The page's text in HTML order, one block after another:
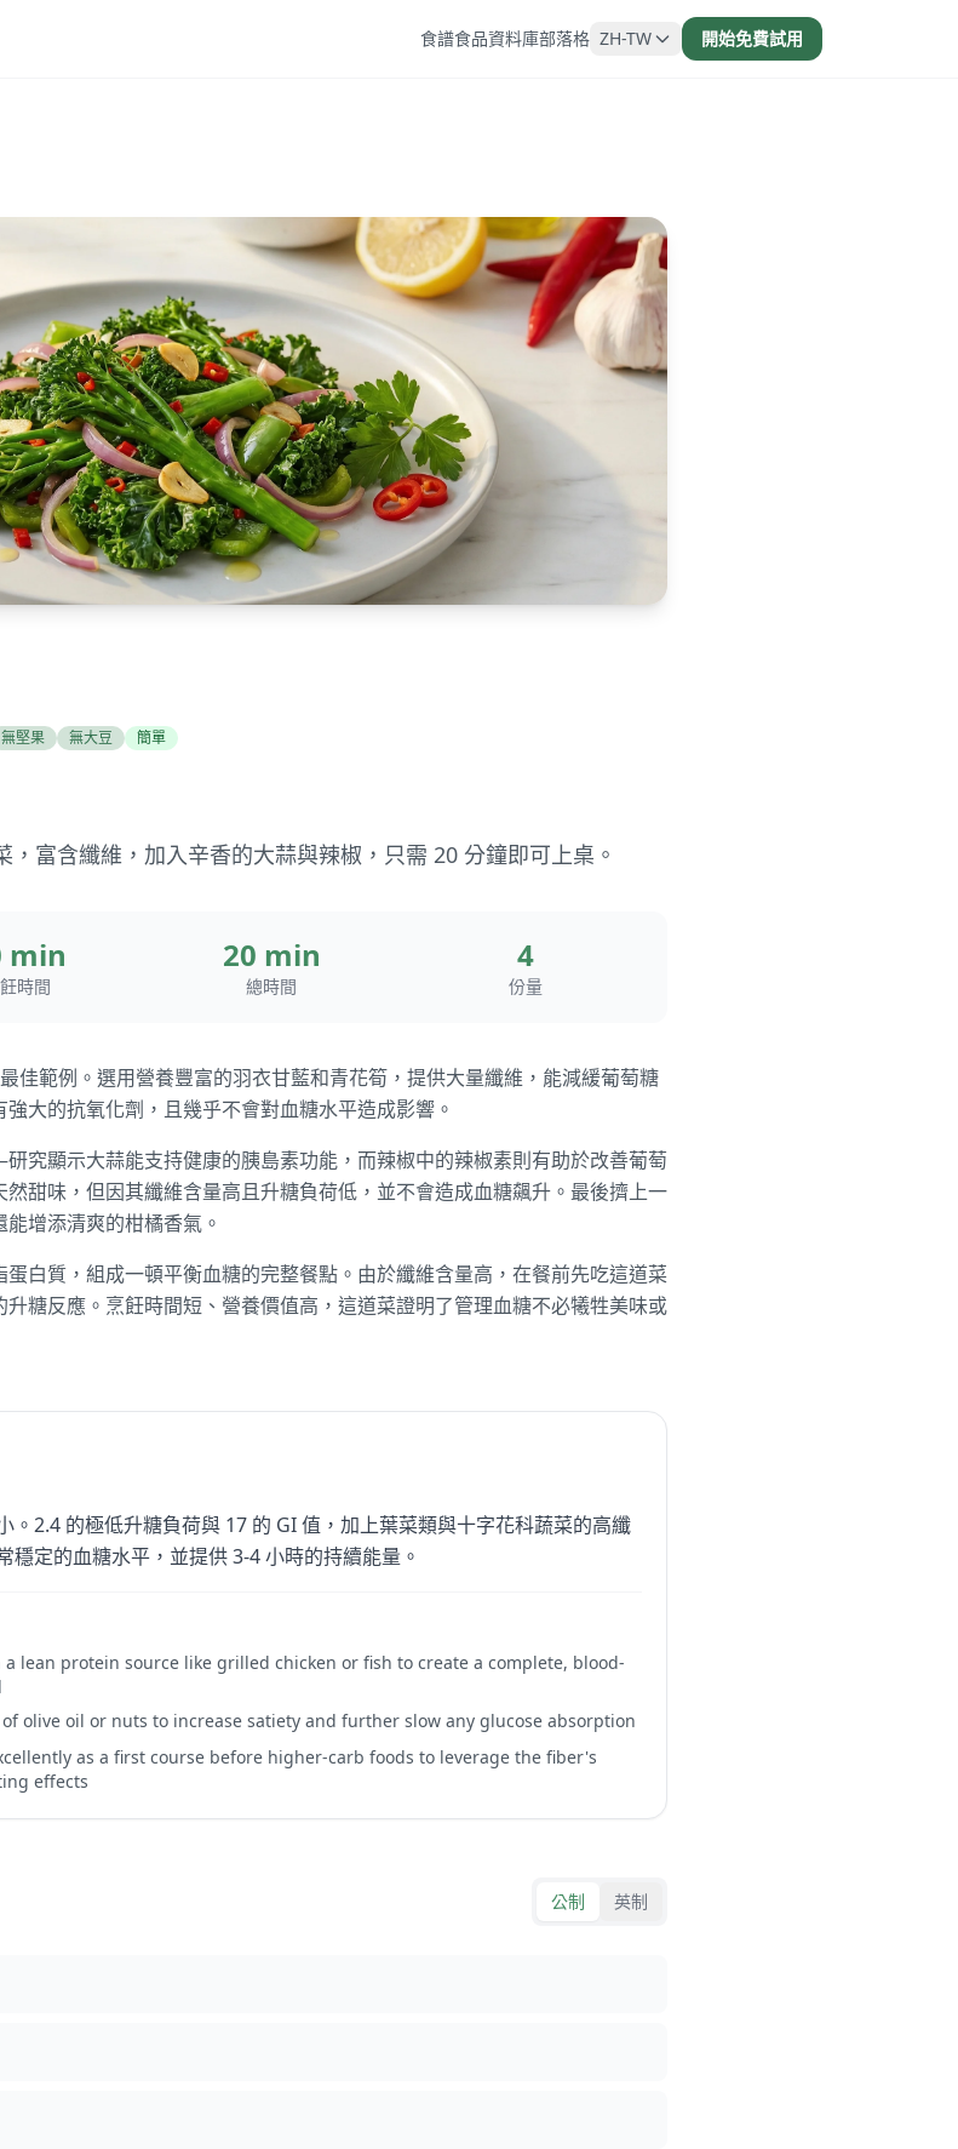
食譜食品資料庫部落格 ZH-TW 開始免費試用
無堅果 無大豆 簡單
富含纖維，加入辛香的大蒜與辣椒，只需 20 分鐘即可上桌。
min
時間
20 min
總時間
4
份量
佳範例。選用營養豐富的羽衣甘藍和青花筍，提供大量纖維，能減緩葡萄糖
大的抗氧化劑，且幾乎不會對血糖水平造成影響。
究顯示大蒜能支持健康的胰島素功能，而辣椒中的辣椒素則有助於改善葡萄
甜味，但因其纖維含量高且升糖負荷低，並不會造成血糖飆升。最後擠上一
增添清爽的柑橘香氣。
白質，組成一頓平衡血糖的完整餐點。由於纖維含量高，在餐前先吃這道菜
糖反應。烹飪時間短、營養價值高，這道菜證明了管理血糖不必犧牲美味或
。2.4 的極低升糖負荷與 17 的 GI 值，加上葉菜類與十字花科蔬菜的高纖
穩定的血糖水平，並提供 3-4 小時的持續能量。
lean protein source like grilled chicken or fish to create a complete, blood-
olive oil or nuts to increase satiety and further slow any glucose absorption
as a first course before higher-carb foods to leverage the fiber's
effects
公制 英制